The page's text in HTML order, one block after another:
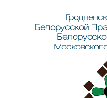
Белорусской